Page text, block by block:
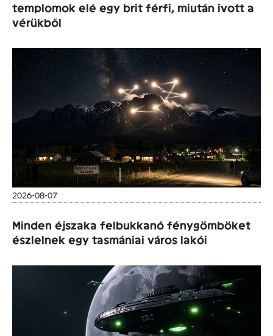
templomok elé egy brit férfi, miután ivott a
vérükből
2026-08-07
Minden éjszaka felbukkanó fénygömböket
észlelnek egy tasmániai város lakói